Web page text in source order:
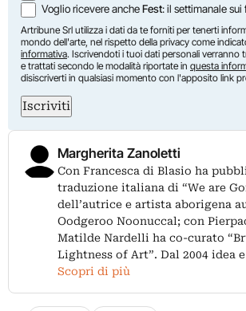
Voglio ricevere ancheFest: il settimanale
Artribune Srl utilizza i dati da te forniti per tenerti
mondo dell'arte, nel rispetto della privacy come
informativa. Iscrivendoti i tuoi dati personali verranno
e trattati secondo le modalità riportate in questa
disiscriverti in qualsiasi momento con l'apposito link
Iscriviti
Margherita Zanoletti
Con Francesca di Blasio ha
traduzione italiana di “We are
dell’autrice e artista aborigena
Oodgeroo Noonuccal; con
Matilde Nardelli ha co-curato
Lightness of Art”. Dal 2004 idea
Scopri di più